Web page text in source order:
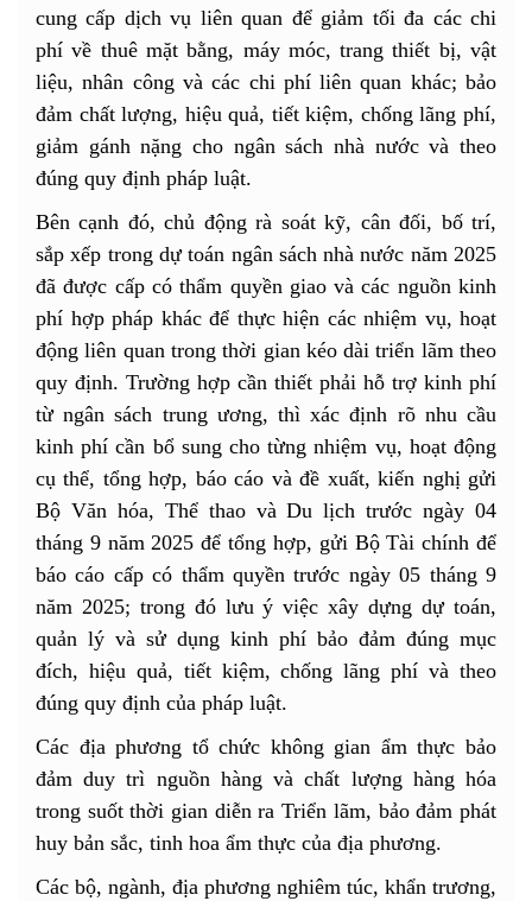
cung cấp dịch vụ liên quan để giảm tối đa các chi
phí về thuê mặt bằng, máy móc, trang thiết bị, vật
liệu, nhân công và các chi phí liên quan khác; bảo
đảm chất lượng, hiệu quả, tiết kiệm, chống lãng phí,
giảm gánh nặng cho ngân sách nhà nước và theo
đúng quy định pháp luật.
Bên cạnh đó, chủ động rà soát kỹ, cân đối, bố trí,
sắp xếp trong dự toán ngân sách nhà nước năm 2025
đã được cấp có thẩm quyền giao và các nguồn kinh
phí hợp pháp khác để thực hiện các nhiệm vụ, hoạt
động liên quan trong thời gian kéo dài triển lãm theo
quy định. Trường hợp cần thiết phải hỗ trợ kinh phí
từ ngân sách trung ương, thì xác định rõ nhu cầu
kinh phí cần bổ sung cho từng nhiệm vụ, hoạt động
cụ thể, tổng hợp, báo cáo và đề xuất, kiến nghị gửi
Bộ Văn hóa, Thể thao và Du lịch trước ngày 04
tháng 9 năm 2025 để tổng hợp, gửi Bộ Tài chính để
báo cáo cấp có thẩm quyền trước ngày 05 tháng 9
năm 2025; trong đó lưu ý việc xây dựng dự toán,
quản lý và sử dụng kinh phí bảo đảm đúng mục
đích, hiệu quả, tiết kiệm, chống lãng phí và theo
đúng quy định của pháp luật.
Các địa phương tổ chức không gian ẩm thực bảo
đảm duy trì nguồn hàng và chất lượng hàng hóa
trong suốt thời gian diễn ra Triển lãm, bảo đảm phát
huy bản sắc, tinh hoa ẩm thực của địa phương.
Các bộ, ngành, địa phương nghiêm túc, khẩn trương,